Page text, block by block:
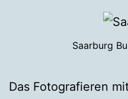
Saarburg
Das Fotografieren